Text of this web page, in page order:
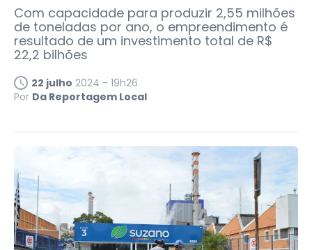
Com capacidade para produzir 2,55 milhões
de toneladas por ano, o empreendimento é
resultado de um investimento total de R$
22,2 bilhões
22 julho 2024 - 19h26
Por Da Reportagem Local